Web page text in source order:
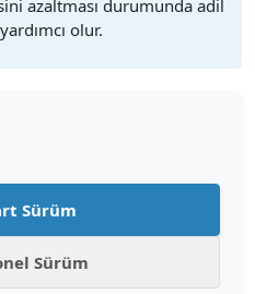
azaltması durumunda adil
olur.
Sürüm
Sürüm